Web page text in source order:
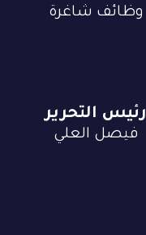
وظائف شاغرة
رئيس التحرير
فيصل العلي